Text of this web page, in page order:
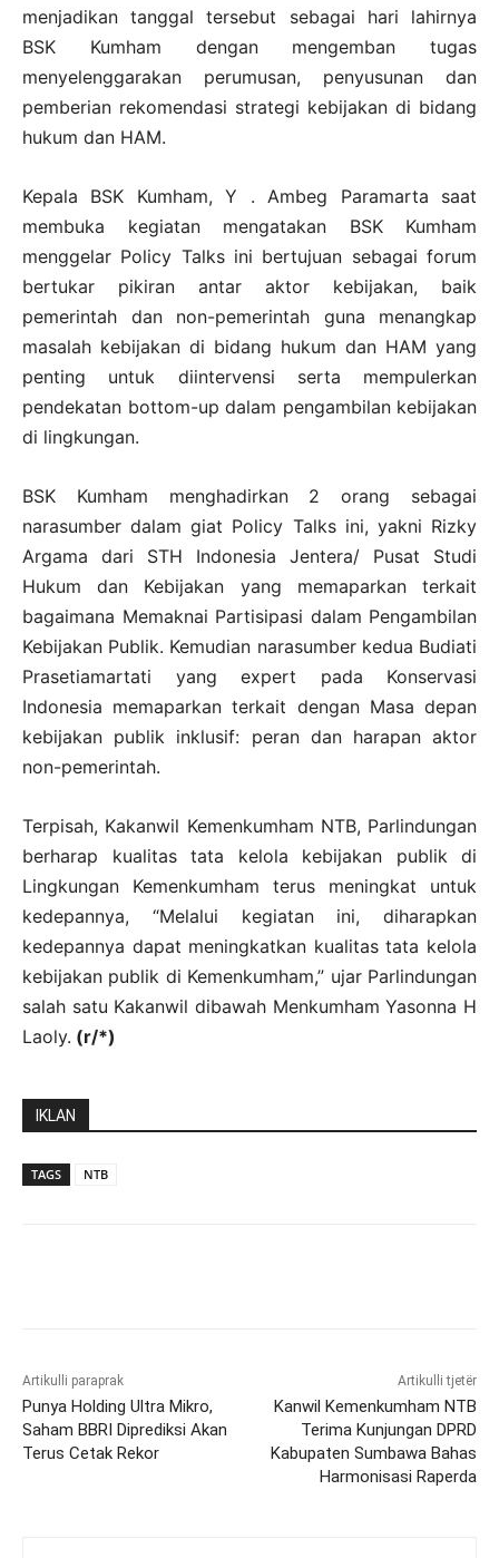
menjadikan tanggal tersebut sebagai hari lahirnya
BSK Kumham dengan mengemban tugas
menyelenggarakan perumusan, penyusunan dan
pemberian rekomendasi strategi kebijakan di bidang
hukum dan HAM.
Kepala BSK Kumham, Y . Ambeg Paramarta saat
membuka kegiatan mengatakan BSK Kumham
menggelar Policy Talks ini bertujuan sebagai forum
bertukar pikiran antar aktor kebijakan, baik
pemerintah dan non-pemerintah guna menangkap
masalah kebijakan di bidang hukum dan HAM yang
penting untuk diintervensi serta mempulerkan
pendekatan bottom-up dalam pengambilan kebijakan
di lingkungan.
BSK Kumham menghadirkan 2 orang sebagai
narasumber dalam giat Policy Talks ini, yakni Rizky
Argama dari STH Indonesia Jentera/ Pusat Studi
Hukum dan Kebijakan yang memaparkan terkait
bagaimana Memaknai Partisipasi dalam Pengambilan
Kebijakan Publik. Kemudian narasumber kedua Budiati
Prasetiamartati yang expert pada Konservasi
Indonesia memaparkan terkait dengan Masa depan
kebijakan publik inklusif: peran dan harapan aktor
non-pemerintah.
Terpisah, Kakanwil Kemenkumham NTB, Parlindungan
berharap kualitas tata kelola kebijakan publik di
Lingkungan Kemenkumham terus meningkat untuk
kedepannya, “Melalui kegiatan ini, diharapkan
kedepannya dapat meningkatkan kualitas tata kelola
kebijakan publik di Kemenkumham,” ujar Parlindungan
salah satu Kakanwil dibawah Menkumham Yasonna H
Laoly. (r/*)
IKLAN
TAGS NTB
Artikulli paraprak
Punya Holding Ultra Mikro,
Saham BBRI Diprediksi Akan
Terus Cetak Rekor
Artikulli tjetër
Kanwil Kemenkumham NTB
Terima Kunjungan DPRD
Kabupaten Sumbawa Bahas
Harmonisasi Raperda